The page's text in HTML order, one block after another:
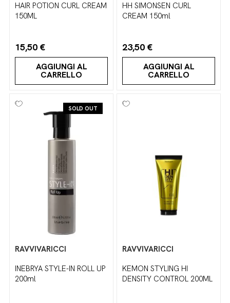
HAIR POTION CURL CREAM
150ML
15,50 €
AGGIUNGI AL
CARRELLO
HH SIMONSEN CURL
CREAM 150ml
23,50 €
AGGIUNGI AL
CARRELLO
SOLD OUT
RAVVIVARICCI
INEBRYA STYLE-IN ROLL UP
200ml
RAVVIVARICCI
KEMON STYLING HI
DENSITY CONTROL 200ML